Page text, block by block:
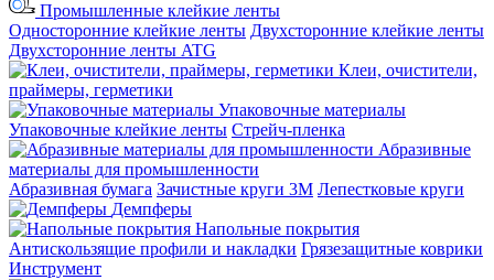
Промышленные клейкие ленты
Односторонние клейкие ленты Двухсторонние клейкие ленты
Двухсторонние ленты ATG
Клеи, очистители,
праймеры, герметики
Упаковочные материалы
Упаковочные клейкие ленты Стрейч-пленка
Абразивные
материалы для промышленности
Абразивная бумага Зачистные круги 3М Лепестковые круги
Демпферы
Напольные покрытия
Aнтискользящие профили и накладки Грязезащитные коврики
Инструмент